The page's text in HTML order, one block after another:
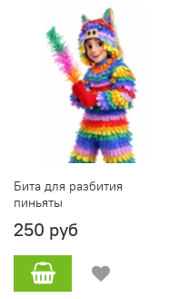
Бита для разбития
пиньяты
250 руб